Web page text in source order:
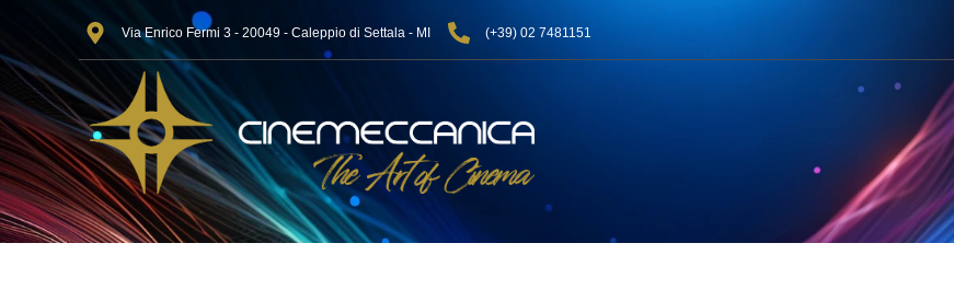
Via Enrico Fermi 3 - 20049 - Caleppio di Settala - MI (+39) 02 7481151